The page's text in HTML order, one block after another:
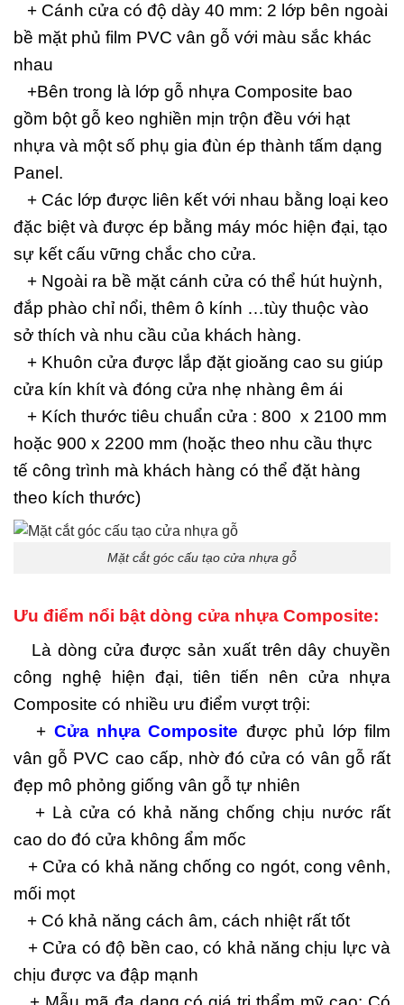
+ Cánh cửa có độ dày 40 mm: 2 lớp bên ngoài
bề mặt phủ film PVC vân gỗ với màu sắc khác
nhau
+Bên trong là lớp gỗ nhựa Composite bao
gồm bột gỗ keo nghiền mịn trộn đều với hạt
nhựa và một số phụ gia đùn ép thành tấm dạng
Panel.
+ Các lớp được liên kết với nhau bằng loại keo
đặc biệt và được ép bằng máy móc hiện đại, tạo
sự kết cấu vững chắc cho cửa.
+ Ngoài ra bề mặt cánh cửa có thể hút huỳnh,
đắp phào chỉ nổi, thêm ô kính …tùy thuộc vào
sở thích và nhu cầu của khách hàng.
+ Khuôn cửa được lắp đặt gioăng cao su giúp
cửa kín khít và đóng cửa nhẹ nhàng êm ái
+ Kích thước tiêu chuẩn cửa : 800 x 2100 mm
hoặc 900 x 2200 mm (hoặc theo nhu cầu thực
tế công trình mà khách hàng có thể đặt hàng
theo kích thước)
Mặt cắt góc cấu tạo cửa nhựa gỗ
Ưu điểm nổi bật dòng cửa nhựa Composite:
Là dòng cửa được sản xuất trên dây chuyền
công nghệ hiện đại, tiên tiến nên cửa nhựa
Composite có nhiều ưu điểm vượt trội:
+ Cửa nhựa Composite được phủ lớp film
vân gỗ PVC cao cấp, nhờ đó cửa có vân gỗ rất
đẹp mô phỏng giống vân gỗ tự nhiên
+ Là cửa có khả năng chống chịu nước rất
cao do đó cửa không ẩm mốc
+ Cửa có khả năng chống co ngót, cong vênh,
mối mọt
+ Có khả năng cách âm, cách nhiệt rất tốt
+ Cửa có độ bền cao, có khả năng chịu lực và
chịu được va đập mạnh